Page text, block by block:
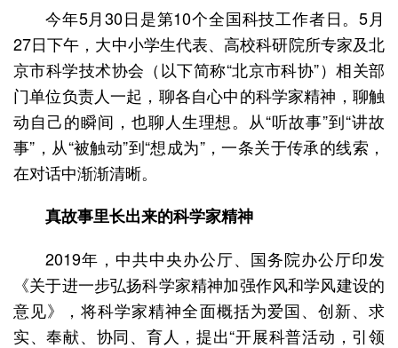
今年5月30日是第10个全国科技工作者日。5月
27日下午，大中小学生代表、高校科研院所专家及北
京市科学技术协会（以下简称“北京市科协”）相关部
门单位负责人一起，聊各自心中的科学家精神，聊触
动自己的瞬间，也聊人生理想。从“听故事”到“讲故
事”，从“被触动”到“想成为”，一条关于传承的线索，
在对话中渐渐清晰。
真故事里长出来的科学家精神
2019年，中共中央办公厅、国务院办公厅印发
《关于进一步弘扬科学家精神加强作风和学风建设的
意见》，将科学家精神全面概括为爱国、创新、求
实、奉献、协同、育人，提出“开展科普活动，引领